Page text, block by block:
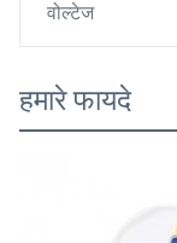
वोल्टेज
हमारे फायदे